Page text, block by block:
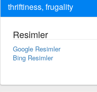
thriftiness, frugality
Resimler
Google Resimler
Bing Resimler